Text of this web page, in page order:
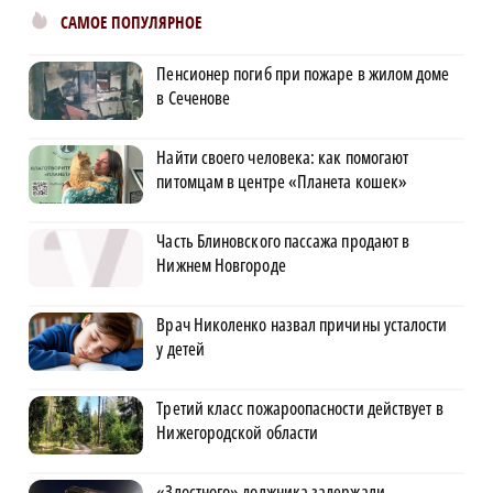
САМОЕ ПОПУЛЯРНОЕ
Пенсионер погиб при пожаре в жилом доме
в Сеченове
Найти своего человека: как помогают
питомцам в центре «Планета кошек»
Часть Блиновского пассажа продают в
Нижнем Новгороде
Врач Николенко назвал причины усталости
у детей
Третий класс пожароопасности действует в
Нижегородской области